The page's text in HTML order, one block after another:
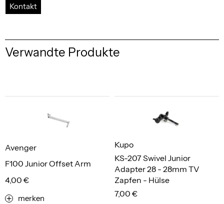
Kontakt
Verwandte Produkte
F100 Junior Offset Arm
Avenger
4,00 €
merken
KS-207 Swivel Junior
Adapter 28 - 28mm TV
Zapfen - Hülse
Kupo
7,00 €